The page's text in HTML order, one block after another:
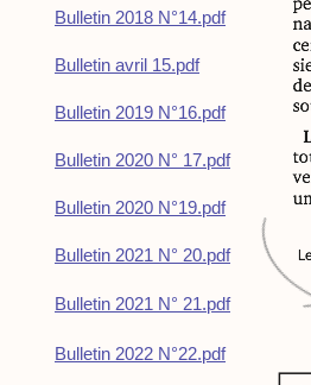
Bulletin 2018 N°14.pdf
Bulletin avril 15.pdf
Bulletin 2019 N°16.pdf
Bulletin 2020 N° 17.pdf
Bulletin 2020 N°19.pdf
Bulletin 2021 N° 20.pdf
Bulletin 2021 N° 21.pdf
Bulletin 2022 N°22.pdf